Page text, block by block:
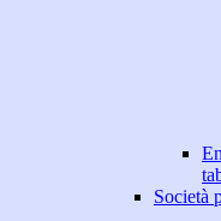
Società